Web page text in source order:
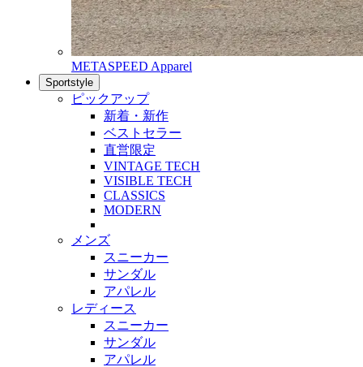
METASPEED Apparel
Sportstyle
ピックアップ
新着・新作
ベストセラー
直営限定
VINTAGE TECH
VISIBLE TECH
CLASSICS
MODERN
メンズ
スニーカー
サンダル
アパレル
レディース
スニーカー
サンダル
アパレル